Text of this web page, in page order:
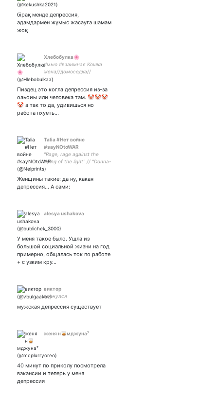
бірақ менде депрессия,
адамдармен жұмыс жасауға шамам
жоқ
Хлебобулка🌸
#мью #взаимная Кошка
жена//домоседка//
будущая кондитерка//
пирожок// #нетвойне🏳️‍🌈🤟
❤️🇺🇦
Пиздец это когла депрессия из-за
оаьоиы или человека там. 🤡🤡🤡
🤡 а так то да, удивишься но
работа пхуеть…
Talia #Нет войне
#sayNOtoWAR
"Rage, rage against the
dying of the light" // "Donna-
Madonna, there is always
Женщины такие: да ну, какая
депрессия... А сами:
alesya ushakova
У меня такое было. Ушла из
большой социальной жизни на год
примерно, общалась ток по работе
+ с узким кру…
виктор
вернулся
мужская депрессия существует
женя н🥃мджуна⁷
40 минут по приколу посмотрела
вакансии и теперь у меня
депрессия